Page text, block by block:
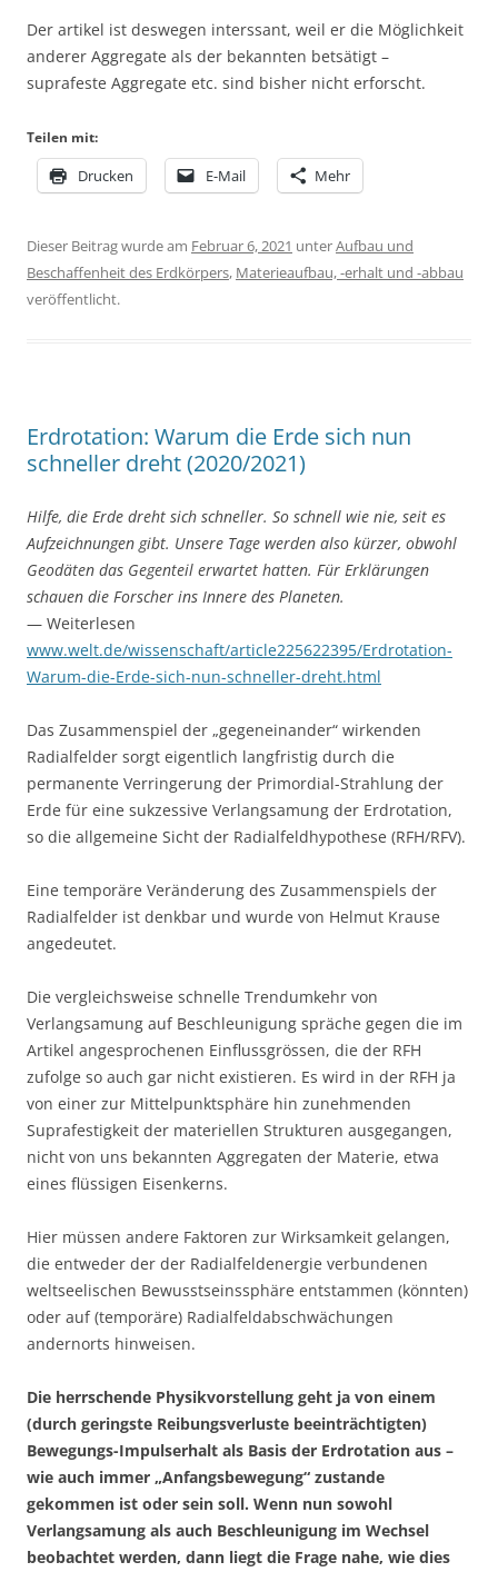
Der artikel ist deswegen interssant, weil er die Möglichkeit
anderer Aggregate als der bekannten betsätigt –
suprafeste Aggregate etc. sind bisher nicht erforscht.
Teilen mit:
Drucken E-Mail Mehr
Dieser Beitrag wurde am Februar 6, 2021 unterAufbau und
Beschaffenheit des Erdkörpers, Materieaufbau, -erhalt und -abbau
veröffentlicht.
Erdrotation: Warum die Erde sich nun
schneller dreht (2020/2021)
Hilfe, die Erde dreht sich schneller. So schnell wie nie, seit es
Aufzeichnungen gibt. Unsere Tage werden also kürzer, obwohl
Geodäten das Gegenteil erwartet hatten. Für Erklärungen
schauen die Forscher ins Innere des Planeten.
— Weiterlesen
www.welt.de/wissenschaft/article225622395/Erdrotation-
Warum-die-Erde-sich-nun-schneller-dreht.html
Das Zusammenspiel der „gegeneinander“ wirkenden
Radialfelder sorgt eigentlich langfristig durch die
permanente Verringerung der Primordial-Strahlung der
Erde für eine sukzessive Verlangsamung der Erdrotation,
so die allgemeine Sicht der Radialfeldhypothese (RFH/RFV).
Eine temporäre Veränderung des Zusammenspiels der
Radialfelder ist denkbar und wurde von Helmut Krause
angedeutet.
Die vergleichsweise schnelle Trendumkehr von
Verlangsamung auf Beschleunigung spräche gegen die im
Artikel angesprochenen Einflussgrössen, die der RFH
zufolge so auch gar nicht existieren. Es wird in der RFH ja
von einer zur Mittelpunktsphäre hin zunehmenden
Suprafestigkeit der materiellen Strukturen ausgegangen,
nicht von uns bekannten Aggregaten der Materie, etwa
eines flüssigen Eisenkerns.
Hier müssen andere Faktoren zur Wirksamkeit gelangen,
die entweder der der Radialfeldenergie verbundenen
weltseelischen Bewusstseinssphäre entstammen (könnten)
oder auf (temporäre) Radialfeldabschwächungen
andernorts hinweisen.
Die herrschende Physikvorstellung geht ja von einem
(durch geringste Reibungsverluste beeinträchtigten)
Bewegungs-Impulserhalt als Basis der Erdrotation aus –
wie auch immer „Anfangsbewegung“ zustande
gekommen ist oder sein soll. Wenn nun sowohl
Verlangsamung als auch Beschleunigung im Wechsel
beobachtet werden, dann liegt die Frage nahe, wie dies